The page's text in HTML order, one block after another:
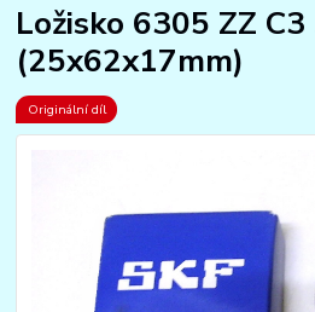
Ložisko 6305 ZZ C3
(25x62x17mm)
Originální díl